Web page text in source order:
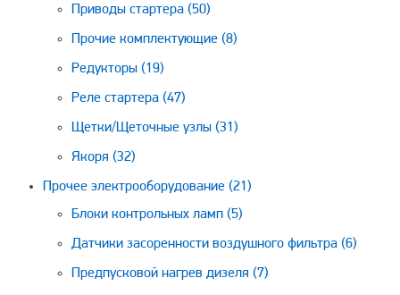
Приводы стартера (50)
Прочие комплектующие (8)
Редукторы (19)
Реле стартера (47)
Щетки/Щеточные узлы (31)
Якоря (32)
Прочее электрооборудование (21)
Блоки контрольных ламп (5)
Датчики засоренности воздушного фильтра (6)
Предпусковой нагрев дизеля (7)